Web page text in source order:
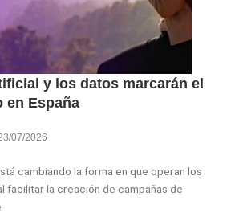
y los datos marcarán el
en España
07/2026
cambiando la forma en que operan los
facilitar la creación de campañas de